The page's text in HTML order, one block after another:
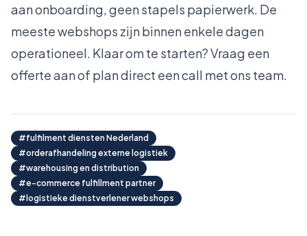
aan onboarding, geen stapels papierwerk. De
meeste webshops zijn binnen enkele dagen
operationeel. Klaar om te starten?Vraag een
offerte aanof plan direct een call met ons team.
#fulfilment diensten Nederland
#orderafhandeling externe logistiek
#warehousing en distribution
#e-commerce fulfillment partner
# logistieke dienstverlener webshops